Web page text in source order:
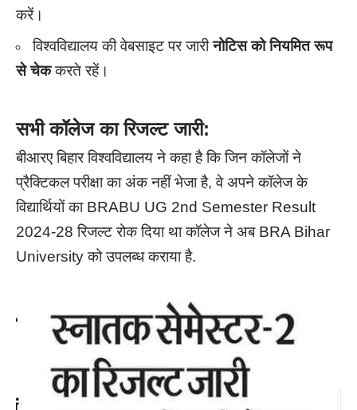
करें।
विश्वविद्यालय की वेबसाइट पर जारीनोटिस को नियमित रूप
से चेककरते रहें।
सभी कॉलेज का रिजल्ट जारी:
बीआरए बिहार विश्वविद्यालय ने कहा है कि जिन कॉलेजों ने
प्रैक्टिकल परीक्षा का अंक नहीं भेजा है, वे अपने कॉलेज के
विद्यार्थियों का BRABU UG 2nd Semester Result
2024-28 रिजल्ट रोक दिया था कॉलेज ने अब BRA Bihar
University को उपलब्ध कराया है.